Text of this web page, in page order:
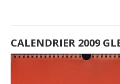
CALENDRIER 2009